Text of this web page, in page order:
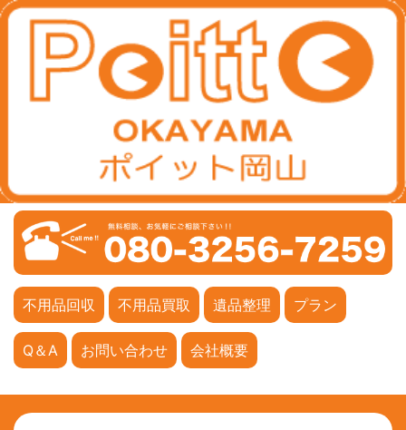
不用品回収 不用品買取 遺品整理 プラン
Q＆A お問い合わせ 会社概要